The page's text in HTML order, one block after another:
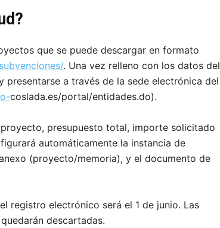
que se puede descargar en formato
. Una vez relleno con los datos del
a través de la sede electrónica del
coslada.es/portal/entidades.do).
presupuesto total, importe solicitado
automáticamente la instancia de
(proyecto/memoria), y el documento de
registro electrónico será el 1 de junio. Las
descartadas.